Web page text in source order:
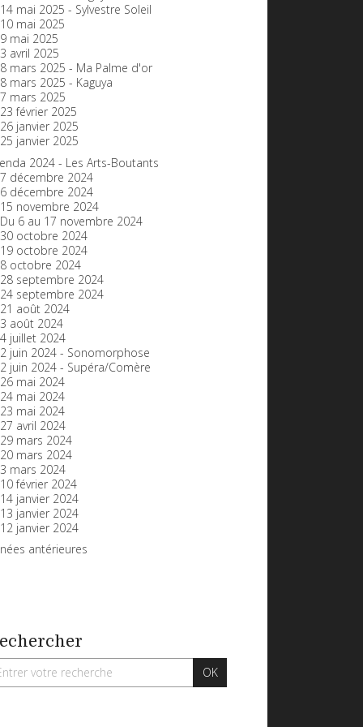
14 mai 2025 - Sylvestre Soleil
10 mai 2025
9 mai 2025
3 avril 2025
8 mars 2025 - Ma Palme d'or
8 mars 2025 - Kaguya
7 mars 2025
23 février 2025
26 janvier 2025
25 janvier 2025
2024 - Les Arts-Boutants
7 décembre 2024
6 décembre 2024
15 novembre 2024
Du 6 au 17 novembre 2024
30 octobre 2024
19 octobre 2024
8 octobre 2024
28 septembre 2024
24 septembre 2024
21 août 2024
3 août 2024
4 juillet 2024
2 juin 2024 - Sonomorphose
2 juin 2024 - Supéra/Comère
26 mai 2024
24 mai 2024
23 mai 2024
27 avril 2024
29 mars 2024
20 mars 2024
3 mars 2024
10 février 2024
14 janvier 2024
13 janvier 2024
12 janvier 2024
antérieures